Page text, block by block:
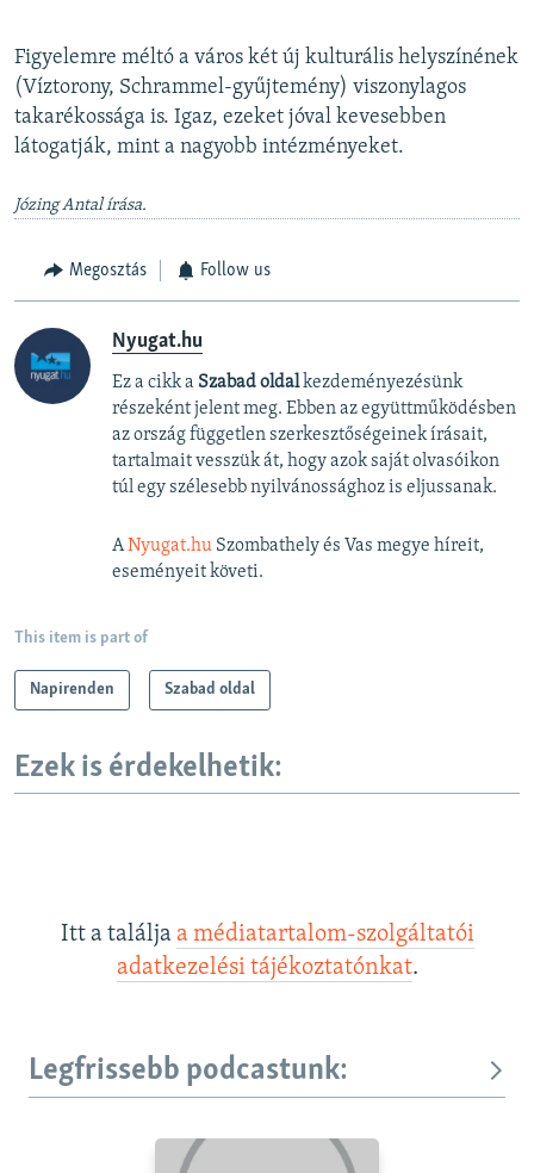
Figyelemre méltó a város két új kulturális helyszínének
(Víztorony, Schrammel-gyűjtemény) viszonylagos
takarékossága is. Igaz, ezeket jóval kevesebben
látogatják, mint a nagyobb intézményeket.
Józing Antal írása.
Megosztás Follow us
Nyugat.hu
Ez a cikk a Szabad oldalkezdeményezésünk
részeként jelent meg. Ebben az együttműködésben
az ország független szerkesztőségeinek írásait,
tartalmait vesszük át, hogy azok saját olvasóikon
túl egy szélesebb nyilvánossághoz is eljussanak.
ANyugat.hu Szombathely és Vas megye híreit,
eseményeit követi.
This item is part of
Napirenden Szabad oldal
Ezek is érdekelhetik:
Itt a találja a médiatartalom-szolgáltatói
adatkezelési tájékoztatónkat.
Legfrissebb podcastunk: